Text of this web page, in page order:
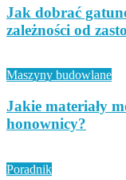
Jak dobrać
zależności od
Maszyny budowlane
Jakie materiały
honownicy?
Poradnik